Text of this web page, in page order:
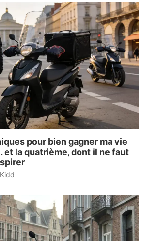
pour bien gagner ma vie
et la quatrième, dont il ne faut